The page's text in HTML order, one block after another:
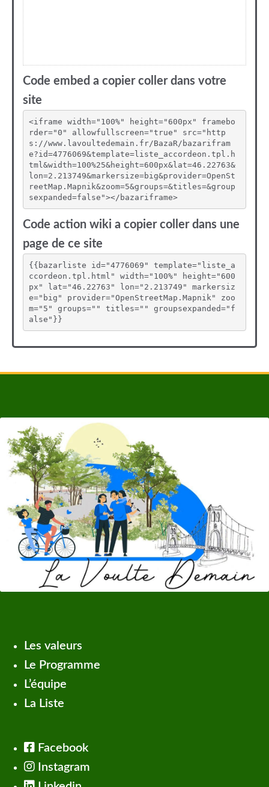
Code embed a copier coller dans votre
site
<iframe width="100%" height="600px" framebo
rder="0" allowfullscreen="true" src="http
s://www.lavoultedemain.fr/BazaR/bazarifram
e?id=4776069&template=liste_accordeon.tpl.h
tml&width=100%25&height=600px&lat=46.22763&
lon=2.213749&markersize=big&provider=OpenSt
reetMap.Mapnik&zoom=5&groups=&titles=&group
sexpanded=false"></bazariframe>
Code action wiki a copier coller dans une
page de ce site
{{bazarliste id="4776069" template="liste_a
ccordeon.tpl.html" width="100%" height="600
px" lat="46.22763" lon="2.213749" markersiz
e="big" provider="OpenStreetMap.Mapnik" zoo
m="5" groups="" titles="" groupsexpanded="f
alse"}}
Les valeurs
Le Programme
L’équipe
La Liste
Facebook
Instagram